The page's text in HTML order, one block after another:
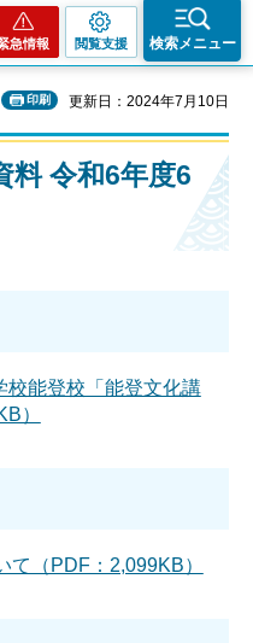
急情報 閲覧支援 検索メニュー
印刷 更新日：2024年7月10日
料 令和6年度6
校能登校「能登文化講
）
て（PDF：2,099KB）